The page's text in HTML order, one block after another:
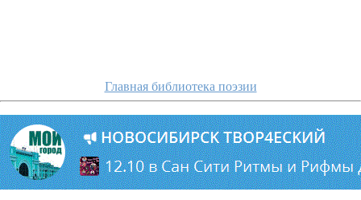
Главная библиотека поэзии